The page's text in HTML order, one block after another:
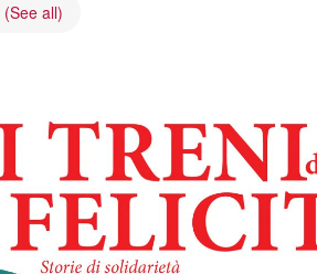
(See all)